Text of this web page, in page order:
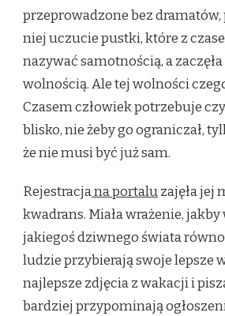
przeprowadzone bez dramatów,
niej uczucie pustki, które z
nazywać samotnością, a
wolnością. Ale tej wolności
Czasem człowiek potrzebuje
blisko, nie żeby go ograniczał,
że nie musi być już sam.
Rejestracjana portaluzajęła jej
kwadrans. Miała wrażenie, jakby
jakiegoś dziwnego świata
ludzie przybierają swoje lepsze
najlepsze zdjęcia z wakacji i
bardziej przypominają